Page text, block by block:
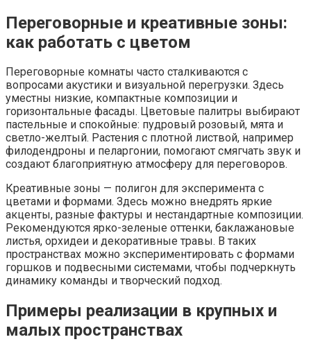
Переговорные и креативные зоны:
как работать с цветом
Переговорные комнаты часто сталкиваются с
вопросами акустики и визуальной перегрузки. Здесь
уместны низкие, компактные композиции и
горизонтальные фасады. Цветовые палитры выбирают
пастельные и спокойные: пудровый розовый, мята и
светло-желтый. Растения с плотной листвой, например
филодендроны и пеларгонии, помогают смягчать звук и
создают благоприятную атмосферу для переговоров.
Креативные зоны — полигон для эксперимента с
цветами и формами. Здесь можно внедрять яркие
акценты, разные фактуры и нестандартные композиции.
Рекомендуются ярко-зеленые оттенки, баклажановые
листья, орхидеи и декоративные травы. В таких
пространствах можно экспериментировать с формами
горшков и подвесными системами, чтобы подчеркнуть
динамику команды и творческий подход.
Примеры реализации в крупных и
малых пространствах